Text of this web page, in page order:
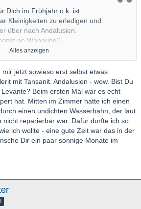
Dich im Frühjahr o.k. ist.
Kleinigkeiten zu erledigen und
über nach Andalusien.
ne Wohnung?
zum Schneeschippen.
Alles anzeigen
jetzt sowieso erst selbst etwas
mit Tansanit. Andalusien - wow. Bist Du
Beim ersten Mal war es echt
hat. Mitten im Zimmer hatte ich einen
einen undichten Wasserhahn, der laut
nicht reparierbar war. Dafür durfte ich so
ich wollte - eine gute Zeit war das in der
Dir ein paar sonnige Monate im